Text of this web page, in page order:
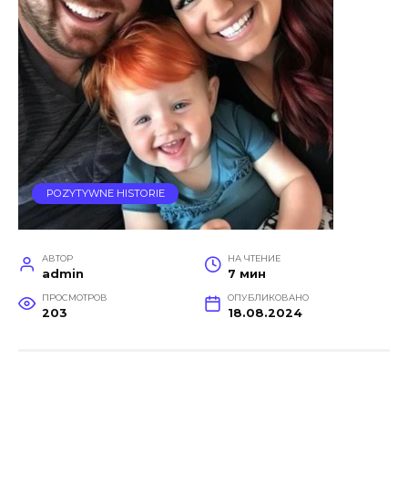
POZYTYWNE HISTORIE
АВТОР
admin
НА ЧТЕНИЕ
7 мин
ПРОСМОТРОВ
203
ОПУБЛИКОВАНО
18.08.2024